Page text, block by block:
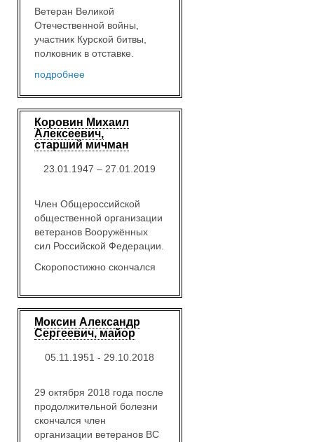
Ветеран Великой
Отечественной войны,
участник Курской битвы,
полковник в отставке.
подробнее
Коровин Михаил
Алексеевич,
старший мичман
23.01.1947 – 27.01.2019
Член Общероссийской
общественной организации
ветеранов Вооружённых
сил Российской Федерации.
Скоропостижно скончался
Моксин Александр
Сергеевич, майор
05.11.1951 - 29.10.2018
29 октября 2018 года после
продолжительной болезни
скончался член
организации ветеранов ВС